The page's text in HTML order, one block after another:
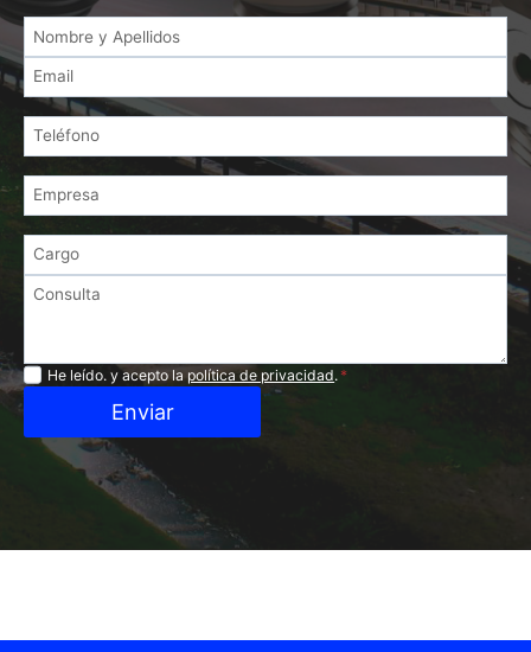
Privacidad
He leído. y acepto lapolítica de privacidad. *
Enviar